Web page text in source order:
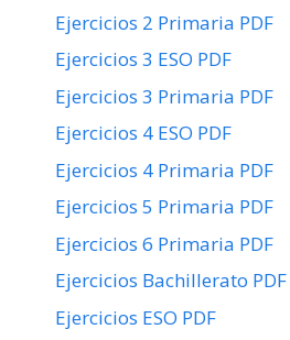
Ejercicios 2 Primaria PDF
Ejercicios 3 ESO PDF
Ejercicios 3 Primaria PDF
Ejercicios 4 ESO PDF
Ejercicios 4 Primaria PDF
Ejercicios 5 Primaria PDF
Ejercicios 6 Primaria PDF
Ejercicios Bachillerato PDF
Ejercicios ESO PDF